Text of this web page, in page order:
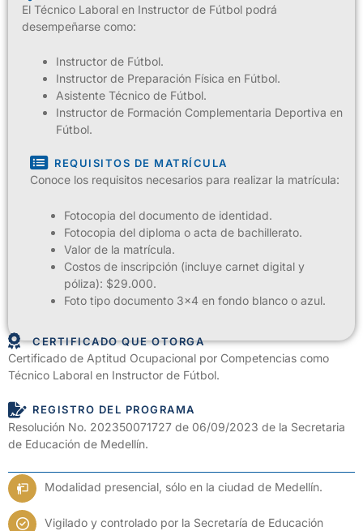
El Técnico Laboral en Instructor de Fútbol podrá
desempeñarse como:
Instructor de Fútbol.
Instructor de Preparación Física en Fútbol.
Asistente Técnico de Fútbol.
Instructor de Formación Complementaria Deportiva en
Fútbol.
REQUISITOS DE MATRÍCULA
Conoce los requisitos necesarios para realizar la matrícula:
Fotocopia del documento de identidad.
Fotocopia del diploma o acta de bachillerato.
Valor de la matrícula.
Costos de inscripción (incluye carnet digital y
póliza): $29.000.
Foto tipo documento 3×4 en fondo blanco o azul.
CERTIFICADO QUE OTORGA
Certificado de Aptitud Ocupacional por Competencias como
Técnico Laboral en Instructor de Fútbol.
REGISTRO DEL PROGRAMA
Resolución No. 202350071727 de 06/09/2023 de la Secretaria
de Educación de Medellín.
Modalidad presencial, sólo en la ciudad de Medellín.
Vigilado y controlado por la Secretaría de Educación